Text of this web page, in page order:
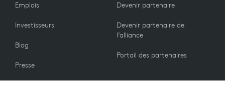
Emplois
Investisseurs
Blog
Presse
Devenir partenaire
Devenir partenaire de
l’alliance
Portail des partenaires